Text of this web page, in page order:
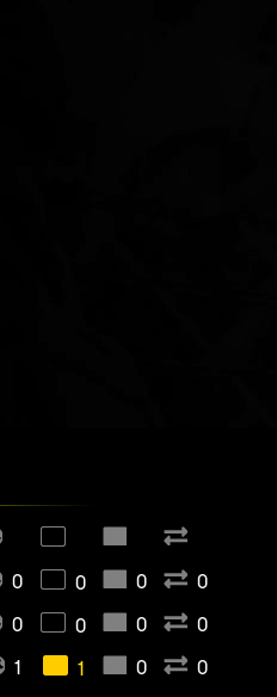
0 0 0
0
0 0 0
0
1 1 0
0